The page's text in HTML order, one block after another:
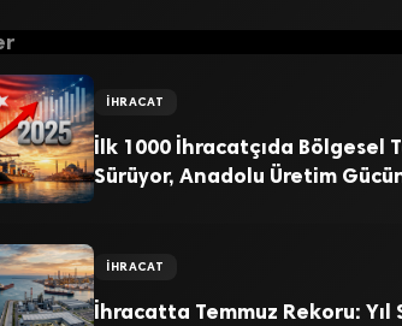
İHRACAT
İlk 1000 İhracatçıda Bölgesel
Sürüyor, Anadolu Üretim
İHRACAT
İhracatta Temmuz Rekoru: Yıl